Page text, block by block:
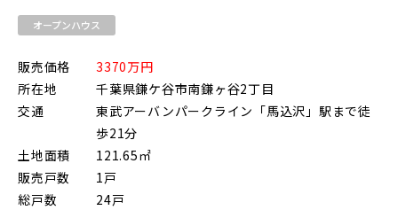
その他鉄道
東京メトロ有楽町線
オープンハウス
販売価格
3370万円
所在地
千葉県鎌ケ谷市南鎌ヶ谷2丁目
交通
東武アーバンパークライン「馬込沢」駅まで徒
歩21分
土地面積
121.65㎡
販売戸数
1戸
総戸数
24戸